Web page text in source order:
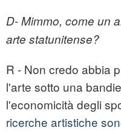
D- Mimmo, come un
arte statunitense?
R - Non credo abbia
l'arte sotto una
l'economicità degli
ricerche artistiche